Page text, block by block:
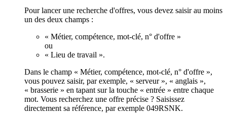
Pour lancer une recherche d'offres, vous devez saisir au moins
un des deux champs :
« Métier, compétence, mot-clé, n° d'offre »
ou
« Lieu de travail ».
Dans le champ « Métier, compétence, mot-clé, n° d'offre »,
vous pouvez saisir, par exemple, « serveur », « anglais »,
« brasserie » en tapant sur la touche « entrée » entre chaque
mot. Vous recherchez une offre précise ? Saisissez
directement sa référence, par exemple 049RSNK.